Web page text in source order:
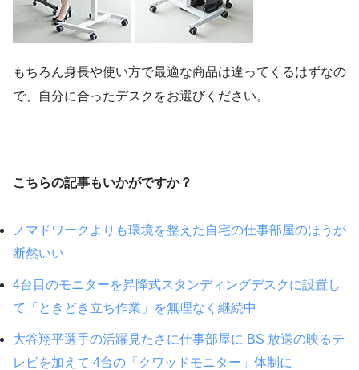
もちろん身長や使い方で最適な商品は違ってくるはずなの
で、自分に合ったデスクをお選びください。
こちらの記事もいかがですか？
ノマドワークよりも環境を整えた自宅の仕事部屋のほうが
断然いい
4台目のモニターを昇降式スタンディングデスクに設置し
て「ときどき立ち作業」を無理なく継続中
大谷翔平選手の活躍見たさに仕事部屋に BS 放送の映るテ
レビを加えて 4台の「クワッドモニター」体制に